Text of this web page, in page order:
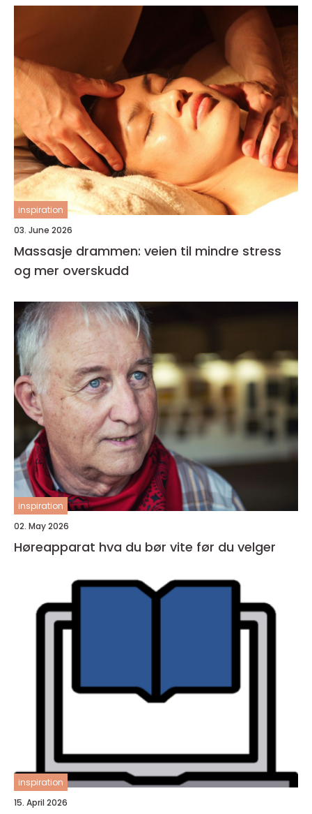
inspiration
03. June 2026
Massasje drammen: veien til mindre stress
og mer overskudd
inspiration
02. May 2026
Høreapparat hva du bør vite før du velger
inspiration
15. April 2026